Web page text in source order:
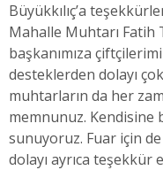
Büyükkılıç’a
Mahalle Muhtarı Fatih
başkanımıza
desteklerden dolayı
muhtarların da her
memnunuz. Kendisine
sunuyoruz. Fuar için
dolayı ayrıca teşekkür